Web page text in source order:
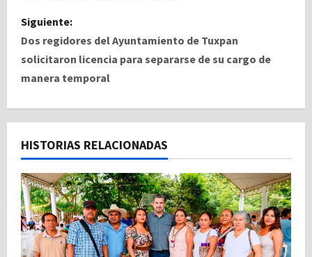
e
g
c
i
ó
n
d
Siguiente:
Dos regidores del Ayuntamiento de Tuxpan
solicitaron licencia para separarse de su cargo de
manera temporal
HISTORIAS RELACIONADAS